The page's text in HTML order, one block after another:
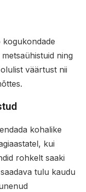
kogukondade
ning
väärtust nii
kohalike
kui
rohkelt saaki
tulu kaudu